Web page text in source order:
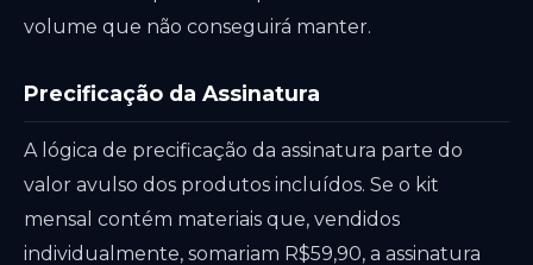
volume que não conseguirá manter.
Precificação da Assinatura
A lógica de precificação da assinatura parte do
valor avulso dos produtos incluídos. Se o kit
mensal contém materiais que, vendidos
individualmente, somariam R$59,90, a assinatura